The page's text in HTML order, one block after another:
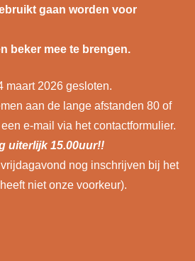
gaan worden voor
beker mee te brengen.
maart 2026 gesloten.
aan de lange afstanden 80 of
e-mail via het contactformulier.
uiterlijk 15.00uur!!
nog inschrijven bij het
niet onze voorkeur).